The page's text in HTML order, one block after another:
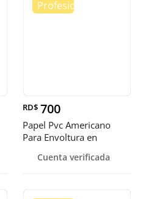
RD$ 700
Papel Pvc Americano
Para Envoltura en
pulgadas
Cuenta verificada